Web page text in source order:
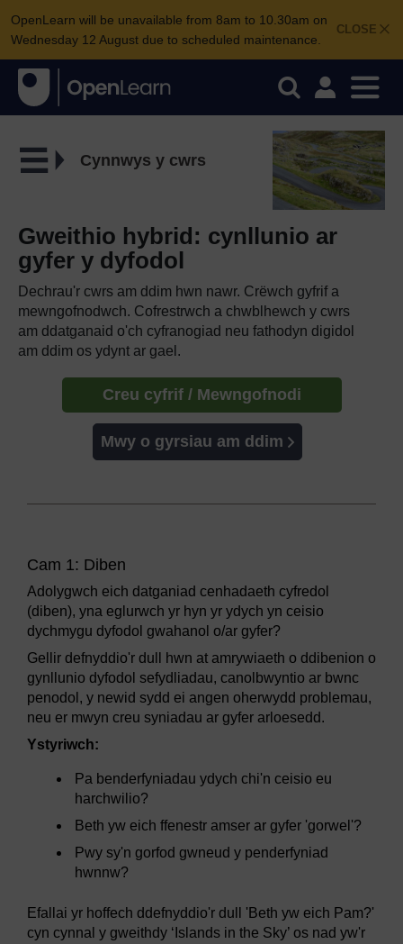
CLOSE
OpenLearn will be unavailable from 8am to 10.30am on
Wednesday 12 August due to scheduled maintenance.
Cynnwys y cwrs
Gweithio hybrid: cynllunio ar
gyfer y dyfodol
Dechrau'r cwrs am ddim hwn nawr. Crëwch gyfrif a
mewngofnodwch. Cofrestrwch a chwblhewch y cwrs
am ddatganaid o'ch cyfranogiad neu fathodyn digidol
am ddim os ydynt ar gael.
Creu cyfrif / Mewngofnodi
Mwy o gyrsiau am ddim
Cam 1: Diben
Adolygwch eich datganiad cenhadaeth cyfredol
(diben), yna eglurwch yr hyn yr ydych yn ceisio
dychmygu dyfodol gwahanol o/ar gyfer?
Gellir defnyddio'r dull hwn at amrywiaeth o ddibenion o
gynllunio dyfodol sefydliadau, canolbwyntio ar bwnc
penodol, y newid sydd ei angen oherwydd problemau,
neu er mwyn creu syniadau ar gyfer arloesedd.
Ystyriwch:
Pa benderfyniadau ydych chi'n ceisio eu
harchwilio?
Beth yw eich ffenestr amser ar gyfer 'gorwel'?
Pwy sy'n gorfod gwneud y penderfyniad
hwnnw?
Efallai yr hoffech ddefnyddio'r dull 'Beth yw eich Pam?'
cyn cynnal y gweithdy ‘Islands in the Sky’ os nad yw'r